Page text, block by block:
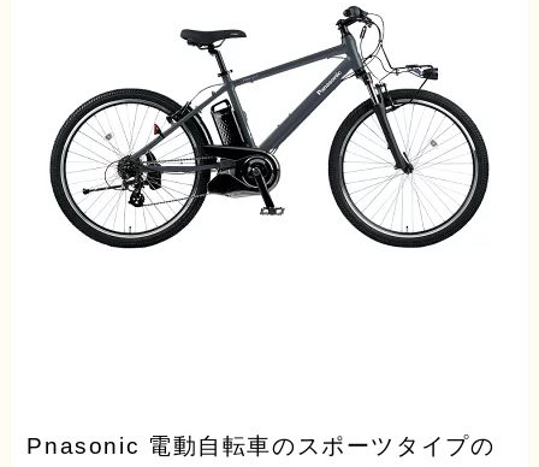
Pnasonic 電動自転車のスポーツタイプの